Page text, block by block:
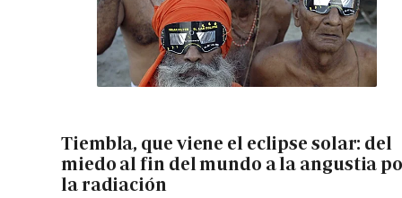
Tiembla, que viene el eclipse solar: del
miedo al fin del mundo a la angustia
la radiación